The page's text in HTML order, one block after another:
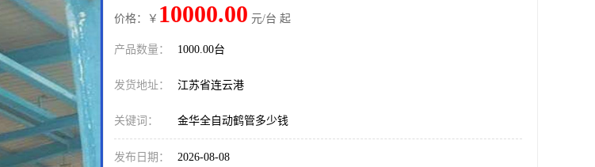
价格：￥ 10000.00 元/台 起
产品数量： 1000.00台
发货地址： 江苏省连云港
关键词： 金华全自动鹤管多少钱
发布日期： 2026-08-08